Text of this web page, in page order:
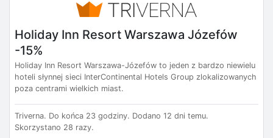
Holiday Inn Resort Warszawa Józefów
-15%
Holiday Inn Resort Warszawa-Józefów to jeden z bardzo niewielu
hoteli słynnej sieci InterContinental Hotels Group zlokalizowanych
poza centrami wielkich miast.
Triverna. Do końca 23 godziny. Dodano 12 dni temu.
Skorzystano 28 razy.